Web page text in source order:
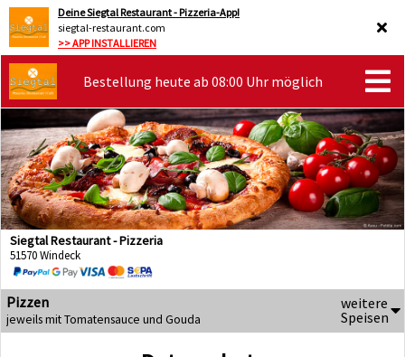
Deine Siegtal Restaurant - Pizzeria-App!
siegtal-restaurant.com
>> APP INSTALLIEREN
Bestellung heute ab 08:00 Uhr möglich
Siegtal Restaurant - Pizzeria
51570 Windeck
Pizzen
jeweils mit Tomatensauce und Gouda
weitere
Speisen